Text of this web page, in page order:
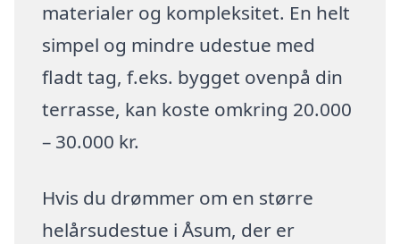
materialer og kompleksitet. En helt
simpel og mindre udestue med
fladt tag, f.eks. bygget ovenpå din
terrasse, kan koste omkring 20.000
– 30.000 kr.
Hvis du drømmer om en større
helårsudestue i Åsum, der er